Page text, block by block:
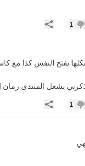
إعجاب
1 مشاركة
يفتح النفس كذا مع
بشغل المنتدى زمان
إعجاب
1 مشاركة